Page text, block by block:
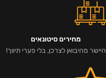
מחירים סיטונאים
היישר מהיבואן לצרכן, בלי פערי תיווך!